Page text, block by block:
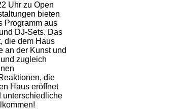
Uhr zu Open
bieten
Programm aus
DJ-Sets. Das
die dem Haus
an der Kunst und
zugleich
die
Haus eröffnet
unterschiedliche